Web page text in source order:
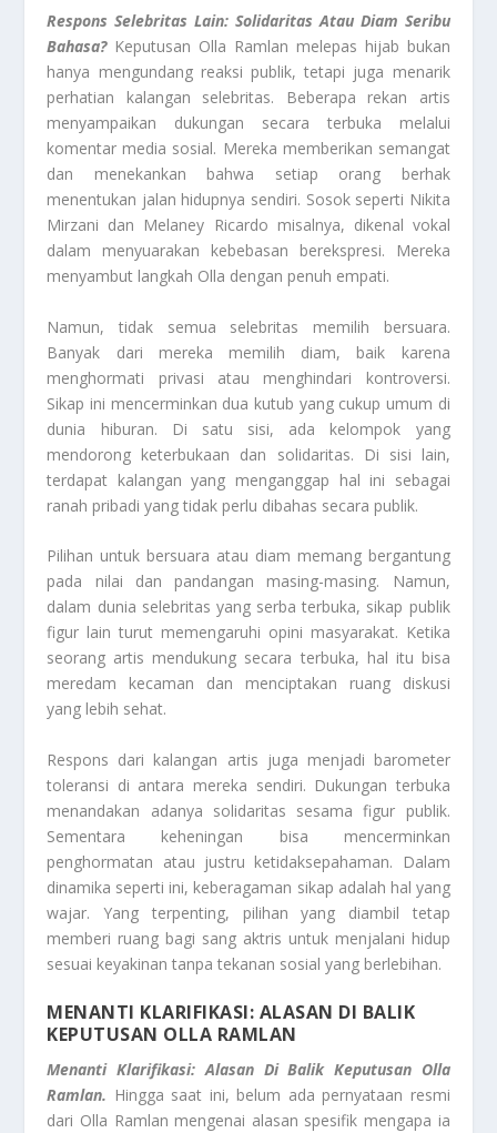
Respons Selebritas Lain: Solidaritas Atau Diam Seribu
Bahasa? Keputusan Olla Ramlan melepas hijab bukan
hanya mengundang reaksi publik, tetapi juga menarik
perhatian kalangan selebritas. Beberapa rekan artis
menyampaikan dukungan secara terbuka melalui
komentar media sosial. Mereka memberikan semangat
dan menekankan bahwa setiap orang berhak
menentukan jalan hidupnya sendiri. Sosok seperti Nikita
Mirzani dan Melaney Ricardo misalnya, dikenal vokal
dalam menyuarakan kebebasan berekspresi. Mereka
menyambut langkah Olla dengan penuh empati.
Namun, tidak semua selebritas memilih bersuara.
Banyak dari mereka memilih diam, baik karena
menghormati privasi atau menghindari kontroversi.
Sikap ini mencerminkan dua kutub yang cukup umum di
dunia hiburan. Di satu sisi, ada kelompok yang
mendorong keterbukaan dan solidaritas. Di sisi lain,
terdapat kalangan yang menganggap hal ini sebagai
ranah pribadi yang tidak perlu dibahas secara publik.
Pilihan untuk bersuara atau diam memang bergantung
pada nilai dan pandangan masing-masing. Namun,
dalam dunia selebritas yang serba terbuka, sikap publik
figur lain turut memengaruhi opini masyarakat. Ketika
seorang artis mendukung secara terbuka, hal itu bisa
meredam kecaman dan menciptakan ruang diskusi
yang lebih sehat.
Respons dari kalangan artis juga menjadi barometer
toleransi di antara mereka sendiri. Dukungan terbuka
menandakan adanya solidaritas sesama figur publik.
Sementara keheningan bisa mencerminkan
penghormatan atau justru ketidaksepahaman. Dalam
dinamika seperti ini, keberagaman sikap adalah hal yang
wajar. Yang terpenting, pilihan yang diambil tetap
memberi ruang bagi sang aktris untuk menjalani hidup
sesuai keyakinan tanpa tekanan sosial yang berlebihan.
MENANTI KLARIFIKASI: ALASAN DI BALIK
KEPUTUSAN OLLA RAMLAN
Menanti Klarifikasi: Alasan Di Balik Keputusan Olla
Ramlan. Hingga saat ini, belum ada pernyataan resmi
dari Olla Ramlan mengenai alasan spesifik mengapa ia